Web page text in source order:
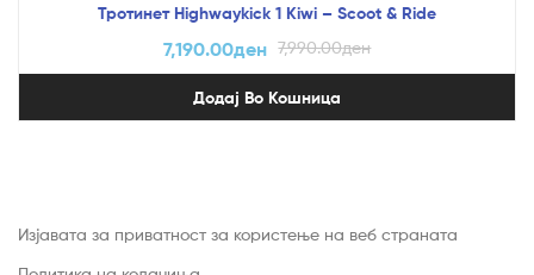
Тротинет Highwaykick 1 Kiwi – Scoot & Ride
7,990.00ден
7,190.00ден
Додај Во Кошница
Изјавата за приватност за користење на веб страната